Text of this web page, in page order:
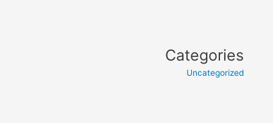
Categories
Uncategorized